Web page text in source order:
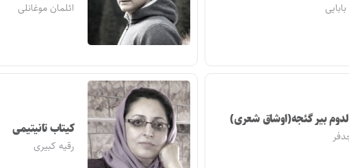
ائلمان موغانلی
بیر گئجه(اوشاق شعری)
کیتاب تانیتیمی
رقیه کبیری